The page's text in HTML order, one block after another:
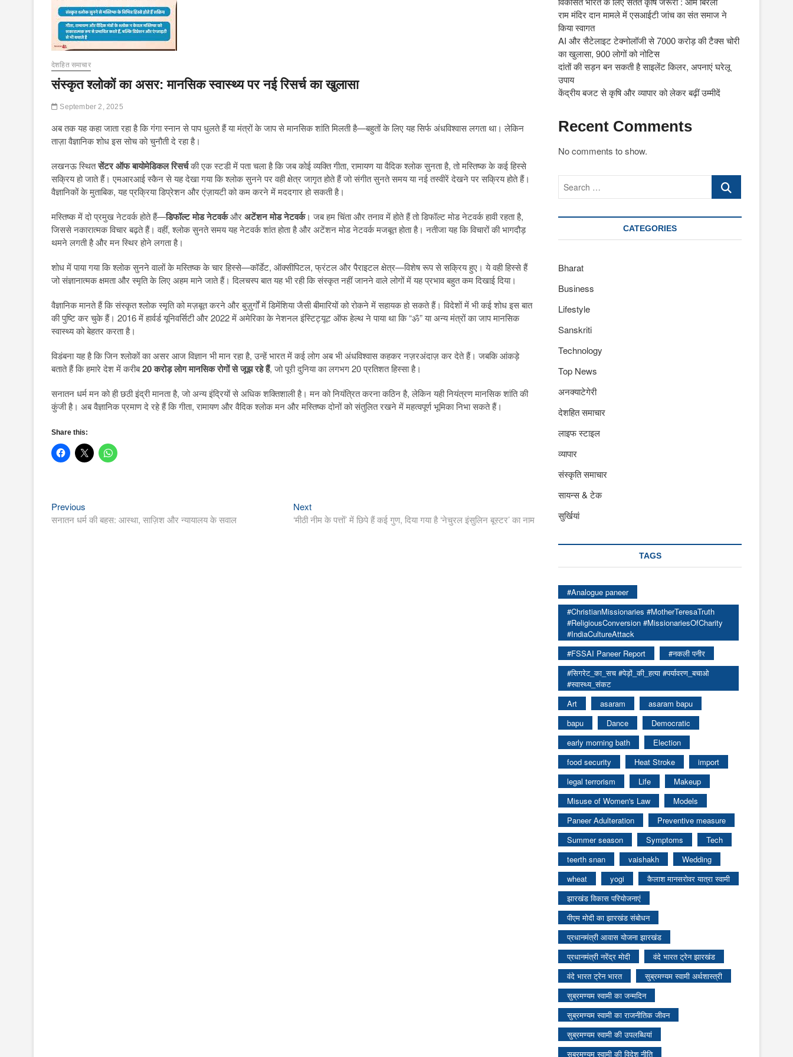
देशहित समाचार
संस्कृत श्लोकों का असर: मानसिक स्वास्थ्य पर नई रिसर्च का खुलासा
September 2, 2025
अब तक यह कहा जाता रहा है कि गंगा स्नान से पाप धुलते हैं या मंत्रों के जाप से मानसिक शांति मिलती है—बहुतों के लिए यह सिर्फ अंधविश्वास लगता था। लेकिन
ताज़ा वैज्ञानिक शोध इस सोच को चुनौती दे रहा है।
लखनऊ स्थितसेंटर ऑफ बायोमेडिकल रिसर्चकी एक स्टडी में पता चला है कि जब कोई व्यक्ति गीता, रामायण या वैदिक श्लोक सुनता है, तो मस्तिष्क के कई हिस्से
सक्रिय हो जाते हैं। एमआरआई स्कैन से यह देखा गया कि श्लोक सुनने पर वही क्षेत्र जागृत होते हैं जो संगीत सुनते समय या नई तस्वीरें देखने पर सक्रिय होते हैं।
वैज्ञानिकों के मुताबिक, यह प्रक्रिया डिप्रेशन और एंज़ायटी को कम करने में मददगार हो सकती है।
मस्तिष्क में दो प्रमुख नेटवर्क होते हैं—डिफॉल्ट मोड नेटवर्कऔरअटेंशन मोड नेटवर्क। जब हम चिंता और तनाव में होते हैं तो डिफॉल्ट मोड नेटवर्क हावी रहता है,
जिससे नकारात्मक विचार बढ़ते हैं। वहीं, श्लोक सुनते समय यह नेटवर्क शांत होता है और अटेंशन मोड नेटवर्क मजबूत होता है। नतीजा यह कि विचारों की भागदौड़
थमने लगती है और मन स्थिर होने लगता है।
शोध में पाया गया कि श्लोक सुनने वालों के मस्तिष्क के चार हिस्से—कॉर्डेट, ऑक्सीपिटल, फ्रंटल और पैराइटल क्षेत्र—विशेष रूप से सक्रिय हुए। ये वही हिस्से हैं
जो संज्ञानात्मक क्षमता और स्मृति के लिए अहम माने जाते हैं। दिलचस्प बात यह भी रही कि संस्कृत नहीं जानने वाले लोगों में यह प्रभाव बहुत कम दिखाई दिया।
वैज्ञानिक मानते हैं कि संस्कृत श्लोक स्मृति को मज़बूत करने और बुज़ुर्गों में डिमेंशिया जैसी बीमारियों को रोकने में सहायक हो सकते हैं। विदेशों में भी कई शोध इस बात
की पुष्टि कर चुके हैं। 2016 में हार्वर्ड यूनिवर्सिटी और 2022 में अमेरिका के नेशनल इंस्टिट्यूट ऑफ हेल्थ ने पाया था कि “ॐ” या अन्य मंत्रों का जाप मानसिक
स्वास्थ्य को बेहतर करता है।
विडंबना यह है कि जिन श्लोकों का असर आज विज्ञान भी मान रहा है, उन्हें भारत में कई लोग अब भी अंधविश्वास कहकर नज़रअंदाज़ कर देते हैं। जबकि आंकड़े
बताते हैं कि हमारे देश में करीब20 करोड़ लोग मानसिक रोगों से जूझ रहे हैं, जो पूरी दुनिया का लगभग 20 प्रतिशत हिस्सा है।
सनातन धर्म मन को ही छठी इंद्री मानता है, जो अन्य इंद्रियों से अधिक शक्तिशाली है। मन को नियंत्रित करना कठिन है, लेकिन यही नियंत्रण मानसिक शांति की
कुंजी है। अब वैज्ञानिक प्रमाण दे रहे हैं कि गीता, रामायण और वैदिक श्लोक मन और मस्तिष्क दोनों को संतुलित रखने में महत्वपूर्ण भूमिका निभा सकते हैं।
Share this:
Post
navigation
Previous
post:
सनातन धर्म की बहस: आस्था, साज़िश और न्यायालय के सवाल
NextNext
post:
‘मीठी नीम के पत्तों’ में छिपे हैं कई गुण, दिया गया है ‘नेचुरल इंसुलिन बूस्टर’ का नाम
राम मंदिर दान मामले में एसआईटी जांच का संत समाज ने
किया स्वागत
AI और सैटेलाइट टेक्नोलॉजी से 7000 करोड़ की टैक्स चोरी
का खुलासा, 900 लोगों को नोटिस
दांतों की सड़न बन सकती है साइलेंट किलर, अपनाएं घरेलू
उपाय
केंद्रीय बजट से कृषि और व्यापार को लेकर बढ़ीं उम्मीदें
Recent Comments
No comments to show.
Search
CATEGORIES
Bharat
Business
Lifestyle
Sanskriti
Technology
Top News
अनक्याटेगेरी
देशहित समाचार
लाइफ स्टाइल
व्यापार
संस्कृति समाचार
सायन्स & टेक
सुर्खियां
TAGS
#Analogue paneer
#ChristianMissionaries #MotherTeresaTruth
#ReligiousConversion #MissionariesOfCharity
#IndiaCultureAttack
#FSSAI Paneer Report
#नकली पनीर
#सिगरेट_का_सच #पेड़ों_की_हत्या #पर्यावरण_बचाओ
#स्वास्थ्य_संकट
Art
asaram
asaram bapu
bapu
Dance
Democratic
early morning bath
Election
food security
Heat Stroke
import
legal terrorism
Life
Makeup
Misuse of Women's Law
Models
Paneer Adulteration
Preventive measure
Summer season
Symptoms
Tech
teerth snan
vaishakh
Wedding
wheat
yogi
कैलाश मानसरोवर यात्रा स्वामी
झारखंड विकास परियोजनाएं
पीएम मोदी का झारखंड संबोधन
प्रधानमंत्री आवास योजना झारखंड
प्रधानमंत्री नरेंद्र मोदी
वंदे भारत ट्रेन झारखंड
वंदे भारत ट्रेन भारत
सुब्रमण्यम स्वामी अर्थशास्त्री
सुब्रमण्यम स्वामी का जन्मदिन
सुब्रमण्यम स्वामी का राजनीतिक जीवन
सुब्रमण्यम स्वामी की उपलब्धियां
सुब्रमण्यम स्वामी की विदेश नीति